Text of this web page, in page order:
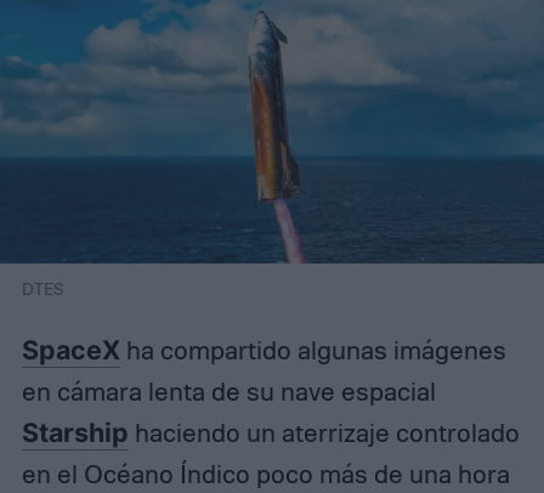
DTES
SpaceXha compartido algunas imágenes
en cámara lenta de su nave espacial
Starship haciendo un aterrizaje controlado
en el Océano Índico poco más de una hora